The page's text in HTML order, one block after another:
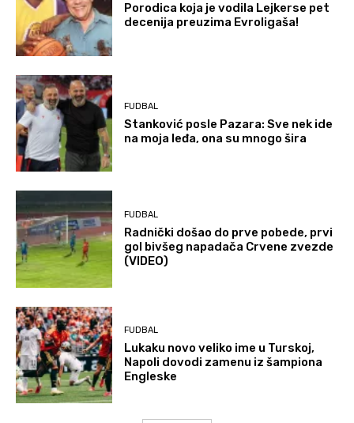
Porodica koja je vodila Lejkerse pet
decenija preuzima Evroligaša!
FUDBAL
Stanković posle Pazara: Sve nek ide
na moja leđa, ona su mnogo šira
FUDBAL
Radnički došao do prve pobede, prvi
gol bivšeg napadača Crvene zvezde
(VIDEO)
FUDBAL
Lukaku novo veliko ime u Turskoj,
Napoli dovodi zamenu iz šampiona
Engleske